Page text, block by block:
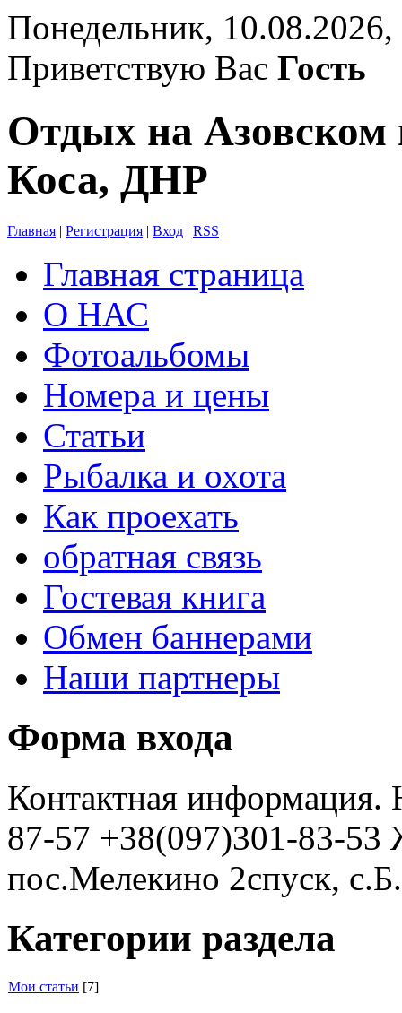
Понедельник,
Приветствую Вас Гость
Отдых на Азовском
Коса, ДНР
Главная | Регистрация | Вход | RSS
Главная страница
О НАС
Фотоальбомы
Номера и цены
Статьи
Рыбалка и охота
Как проехать
обратная связь
Гостевая книга
Обмен баннерами
Наши партнеры
Форма входа
Контактная
87-57 +38(097)301-83-53
пос.Мелекино 2спуск,
Категории раздела
Мои статьи [7]